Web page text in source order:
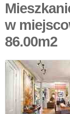
w
86.00m2